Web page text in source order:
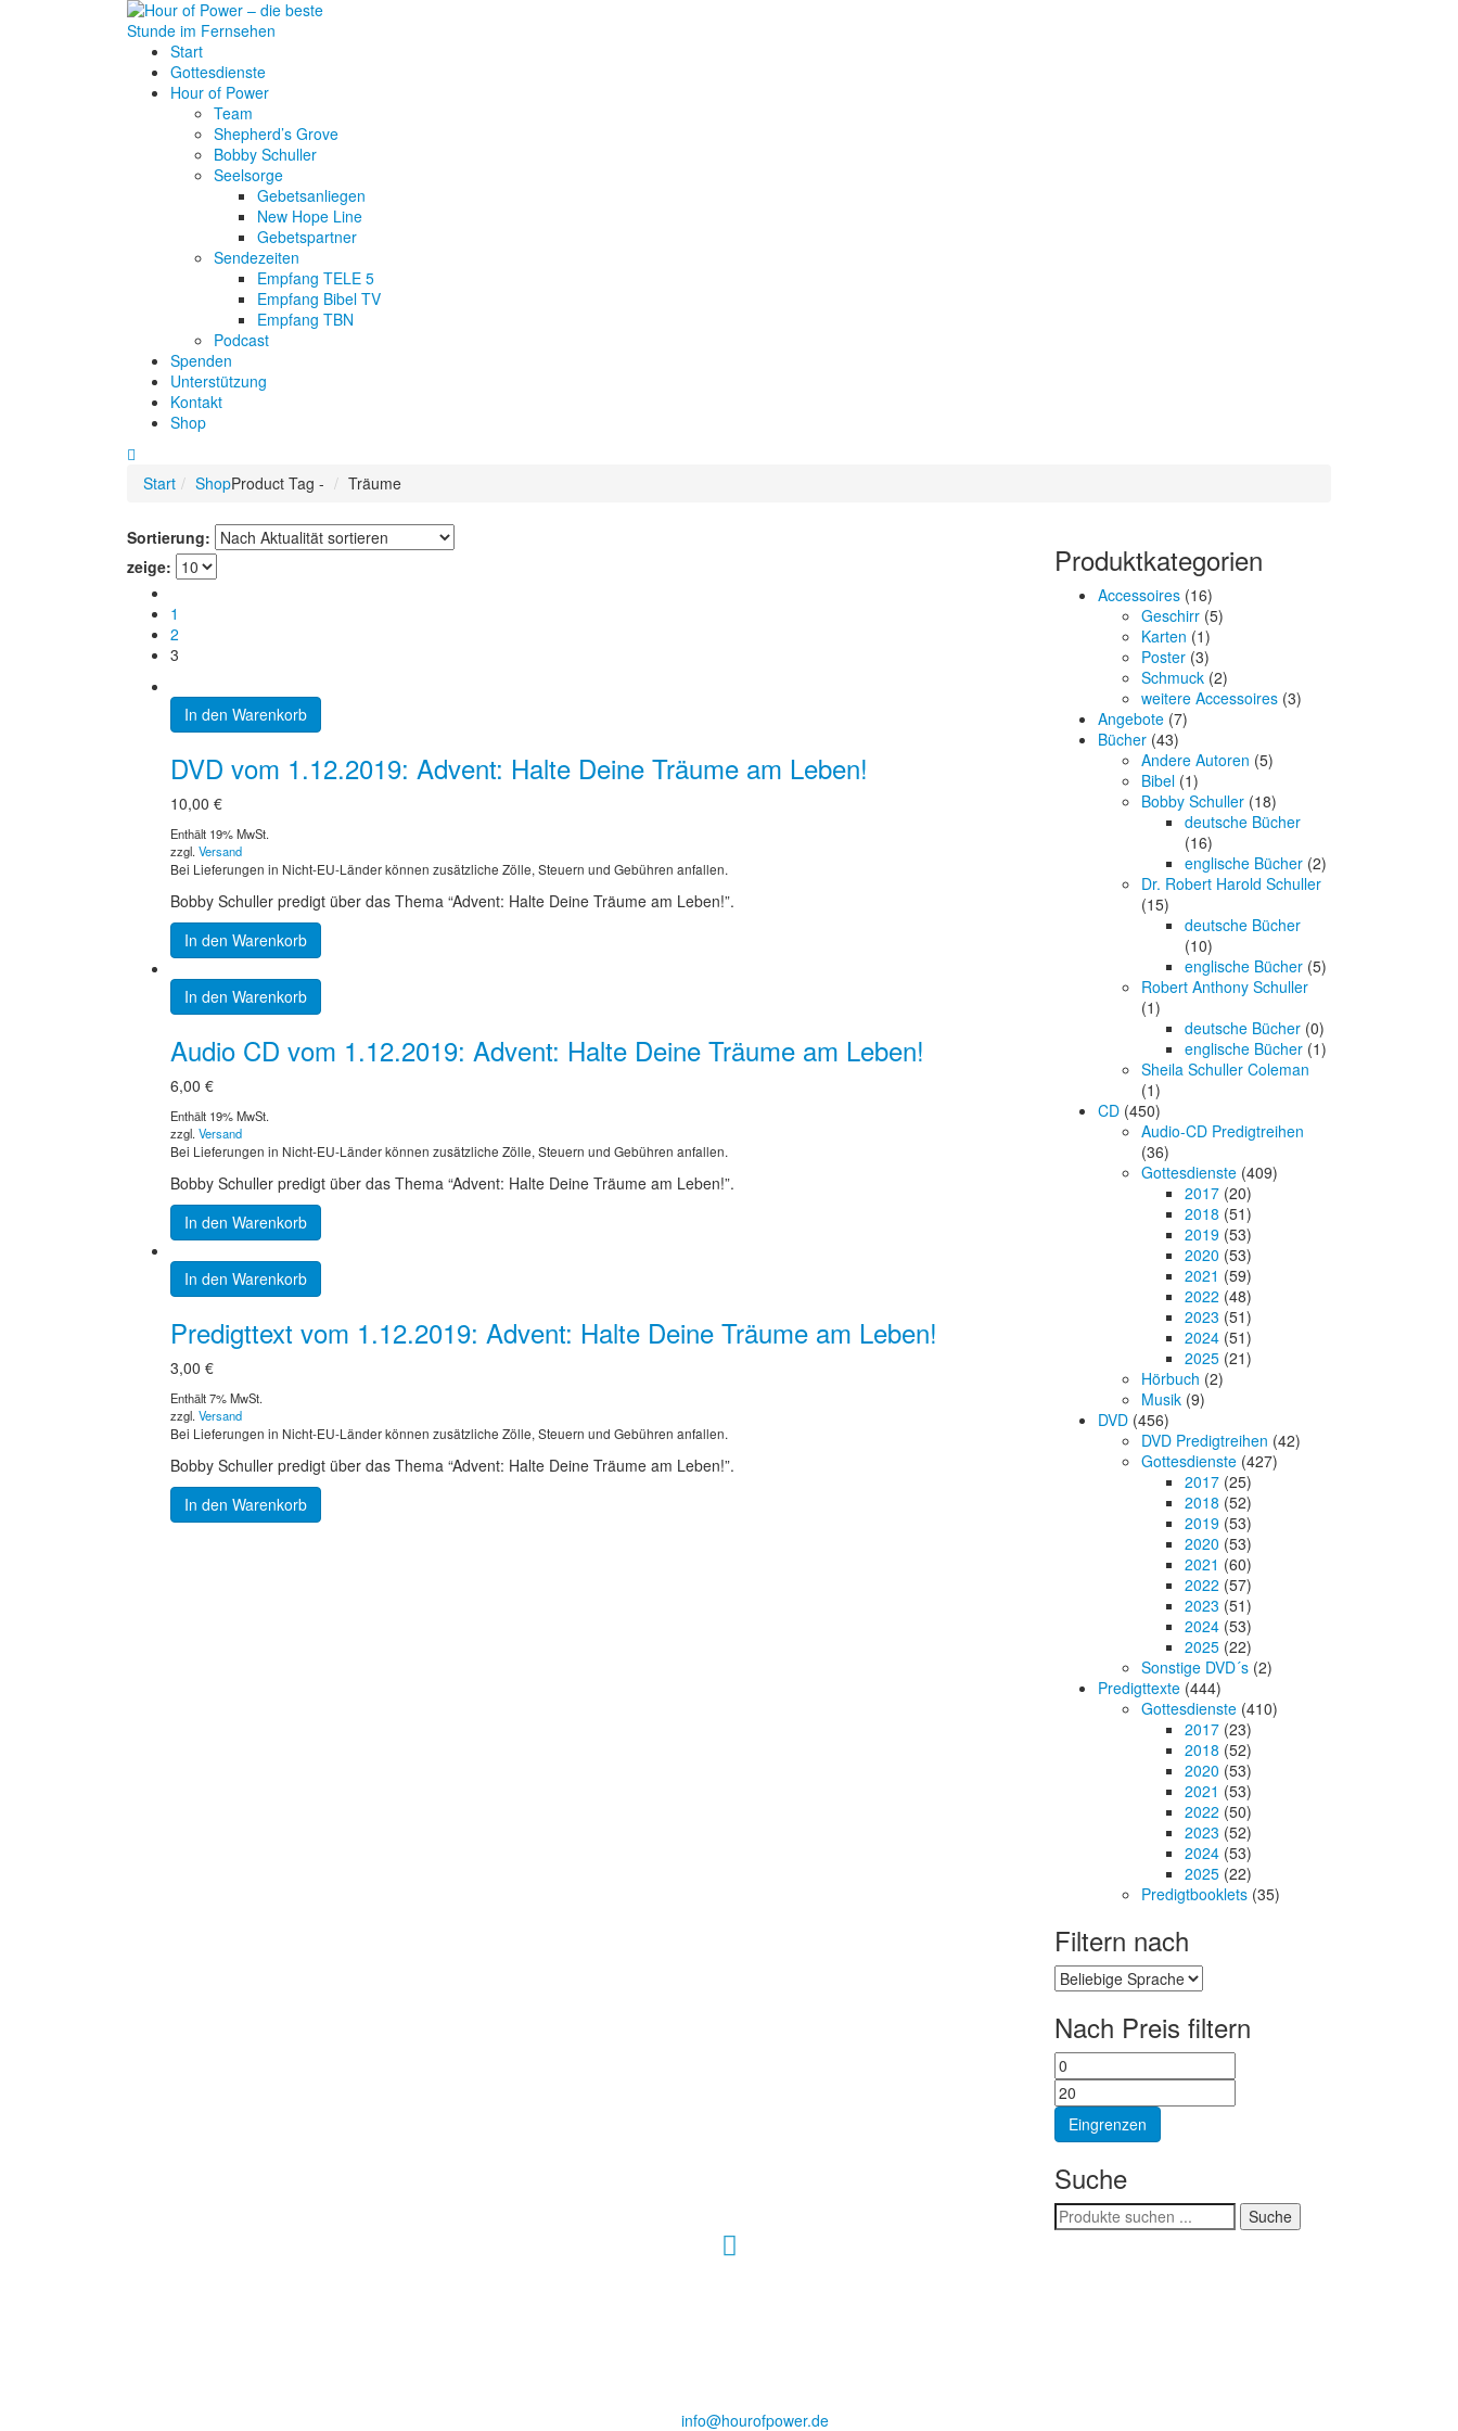
Start
Gottesdienste
Hour of Power
Team
Shepherd’s Grove
Bobby Schuller
Seelsorge
Gebetsanliegen
New Hope Line
Gebetspartner
Sendezeiten
Empfang TELE 5
Empfang Bibel TV
Empfang TBN
Podcast
Spenden
Unterstützung
Kontakt
Shop
Start ShopProduct Tag - Träume
Sortierung:
zeige:
1
2
3
In den Warenkorb
DVD vom 1.12.2019: Advent: Halte Deine Träume am Leben!
10,00 €
Enthält 19% MwSt.
zzgl. Versand
Bei Lieferungen in Nicht-EU-Länder können zusätzliche Zölle, Steuern und Gebühren anfallen.
Bobby Schuller predigt über das Thema “Advent: Halte Deine Träume am Leben!”.
In den Warenkorb
In den Warenkorb
Audio CD vom 1.12.2019: Advent: Halte Deine Träume am Leben!
6,00 €
Enthält 19% MwSt.
zzgl. Versand
Bei Lieferungen in Nicht-EU-Länder können zusätzliche Zölle, Steuern und Gebühren anfallen.
Bobby Schuller predigt über das Thema “Advent: Halte Deine Träume am Leben!”.
In den Warenkorb
In den Warenkorb
Predigttext vom 1.12.2019: Advent: Halte Deine Träume am Leben!
3,00 €
Enthält 7% MwSt.
zzgl. Versand
Bei Lieferungen in Nicht-EU-Länder können zusätzliche Zölle, Steuern und Gebühren anfallen.
Bobby Schuller predigt über das Thema “Advent: Halte Deine Träume am Leben!”.
In den Warenkorb
Produktkategorien
Accessoires (16)
Geschirr (5)
Karten (1)
Poster (3)
Schmuck (2)
weitere Accessoires (3)
Angebote (7)
Bücher (43)
Andere Autoren (5)
Bibel (1)
Bobby Schuller (18)
deutsche Bücher
(16)
englische Bücher (2)
Dr. Robert Harold Schuller
(15)
deutsche Bücher
(10)
englische Bücher (5)
Robert Anthony Schuller
(1)
deutsche Bücher (0)
englische Bücher (1)
Sheila Schuller Coleman
(1)
CD (450)
Audio-CD Predigtreihen
(36)
Gottesdienste (409)
2017 (20)
2018 (51)
2019 (53)
2020 (53)
2021 (59)
2022 (48)
2023 (51)
2024 (51)
2025 (21)
Hörbuch (2)
Musik (9)
DVD (456)
DVD Predigtreihen (42)
Gottesdienste (427)
2017 (25)
2018 (52)
2019 (53)
2020 (53)
2021 (60)
2022 (57)
2023 (51)
2024 (53)
2025 (22)
Sonstige DVD´s (2)
Predigttexte (444)
Gottesdienste (410)
2017 (23)
2018 (52)
2020 (53)
2021 (53)
2022 (50)
2023 (52)
2024 (53)
2025 (22)
Predigtbooklets (35)
Filtern nach
Nach Preis filtern
Min.
Preis
Preis
Eingrenzen
Suche
Suchen
nach:
Suche
info@hourofpower.de